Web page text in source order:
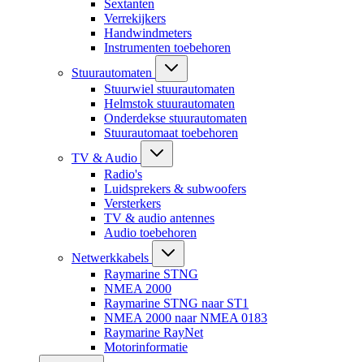
Sextanten
Verrekijkers
Handwindmeters
Instrumenten toebehoren
Stuurautomaten
Stuurwiel stuurautomaten
Helmstok stuurautomaten
Onderdekse stuurautomaten
Stuurautomaat toebehoren
TV & Audio
Radio's
Luidsprekers & subwoofers
Versterkers
TV & audio antennes
Audio toebehoren
Netwerkkabels
Raymarine STNG
NMEA 2000
Raymarine STNG naar ST1
NMEA 2000 naar NMEA 0183
Raymarine RayNet
Motorinformatie